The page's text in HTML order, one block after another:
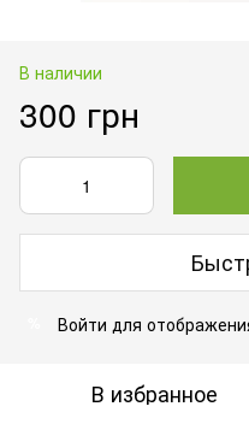
В наличии
300 грн
Войти для
В избранное